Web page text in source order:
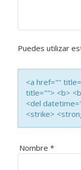
Ó
N
D
L
A
Puedes utilizar
<a href=""
title=""> <b>
<del
<strike>
Nombre *